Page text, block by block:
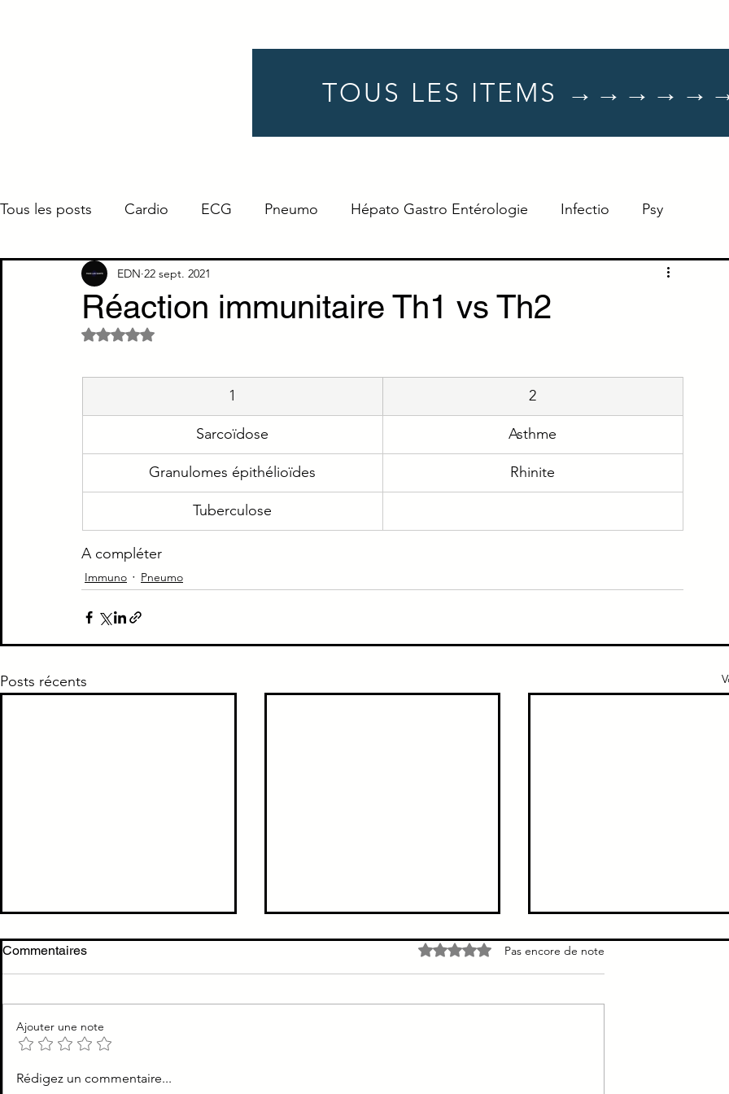
TOUS LES ITEMS
Tous les posts Cardio ECG Pneumo Hépato Gastro Entérologie Infectio Psy
Gynéco Pédiatrie Néphro
Endocrino Définition
Gériatrie
Paradoxe contre intuitif Ortho Santé Publique
Réaction immunitaire Th1 vs Th2
EDN 22 sept. 2021
Noté NaN étoiles sur 5.
1 2
Sarcoïdose Asthme
Granulomes épithélioïdes Rhinite
Tuberculose
A compléter
Immuno Pneumo
Posts récents
Prise en charge d'un OAP
aux urgences
Carcinome pulmonaire
épidermoïde = Malpighien
proximale
épidermoïde = Malpighien =
Commentaires Noté 0 étoile sur 5.Pas encore de note
Ajouter une note
Rédigez un commentaire...